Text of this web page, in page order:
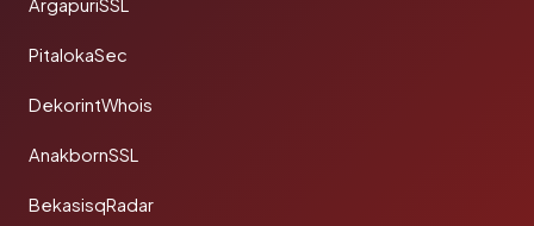
ArgapuriSSL
PitalokaSec
DekorintWhois
AnakbornSSL
BekasisqRadar